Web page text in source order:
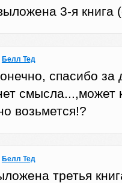
3-я книга
Белл Тед
спасибо за
смысла...,может
возьмется!?
Белл Тед
третья